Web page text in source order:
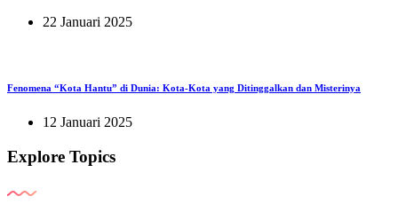
22 Januari 2025
Fenomena “Kota Hantu” di Dunia: Kota-Kota yang Ditinggalkan dan Misterinya
12 Januari 2025
Explore Topics